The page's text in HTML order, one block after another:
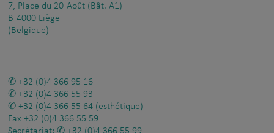
7, Place du 20-Août (Bât. A1)
B-4000 Liège
(Belgique)
+32 (0)4 366 95 16
+32 (0)4 366 55 93
+32 (0)4 366 55 64 (esthétique)
Fax +32 (0)4 366 55 59